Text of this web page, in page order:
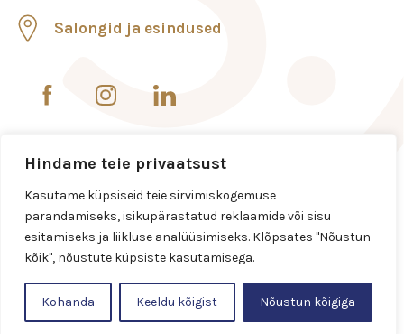
Hindame teie privaatsust
Kasutame küpsiseid teie sirvimiskogemuse
parandamiseks, isikupärastatud reklaamide või sisu
esitamiseks ja liikluse analüüsimiseks. Klõpsates "Nõustun
kõik", nõustute küpsiste kasutamisega.
Kohanda Keeldu kõigist Nõustun kõigiga
Salongid ja esindused